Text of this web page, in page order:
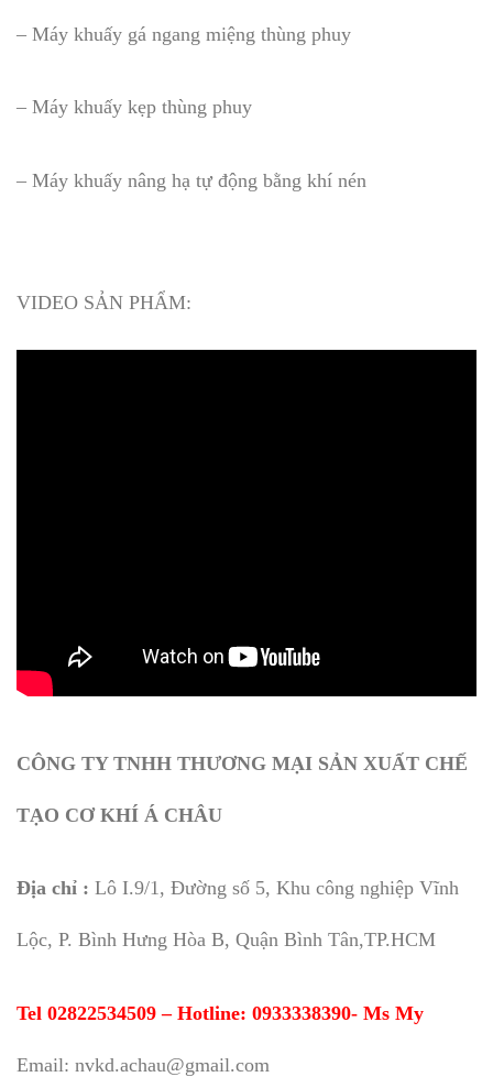
– Máy khuấy gá ngang miệng thùng phuy
– Máy khuấy kẹp thùng phuy
– Máy khuấy nâng hạ tự động bằng khí nén
VIDEO SẢN PHẨM:
CÔNG TY TNHH THƯƠNG MẠI SẢN XUẤT CHẾ
TẠO CƠ KHÍ Á CHÂU
Địa chỉ : Lô I.9/1, Đường số 5, Khu công nghiệp Vĩnh
Lộc, P. Bình Hưng Hòa B, Quận Bình Tân,TP.HCM
Tel 02822534509 – Hotline: 0933338390- Ms My
Email: nvkd.achau@gmail.com